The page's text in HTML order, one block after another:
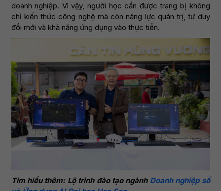
doanh nghiệp. Vì vậy, người học cần được trang bị không
chỉ kiến thức công nghệ mà còn năng lực quản trị, tư duy
đổi mới và khả năng ứng dụng vào thực tiễn.
Tìm hiểu thêm: Lộ trình đào tạo ngành Doanh nghiệp số